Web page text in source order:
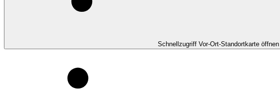
Schnellzugriff Vor-Ort-Standortkarte öffnen